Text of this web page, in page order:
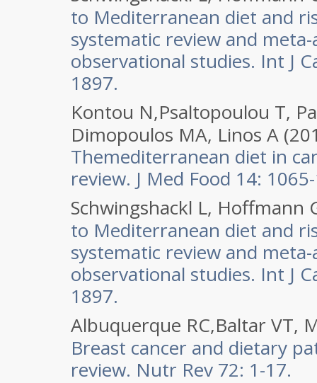
to Mediterranean diet and
systematic review and
observational studies. Int J
1897.
Kontou N,Psaltopoulou T,
Dimopoulos MA, Linos A
Themediterranean diet in
review. J Med Food 14:
Schwingshackl L, Hoffmann
to Mediterranean diet and
systematic review and
observational studies. Int J
1897.
Albuquerque RC,Baltar VT,
Breast cancer and dietary
review. Nutr Rev 72: 1-17.